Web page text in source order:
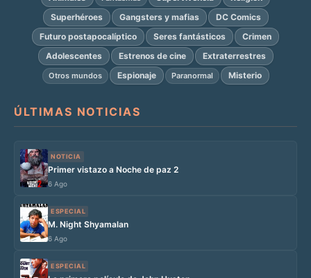
Superhéroes
Gangsters y mafias
DC Comics
Futuro postapocalíptico
Seres fantásticos
Crimen
Adolescentes
Estrenos de cine Extraterrestres
Otros mundos Espionaje Paranormal Misterio
ÚLTIMAS NOTICIAS
NOTICIA
Primer vistazo a Noche de paz 2
6 Ago
ESPECIAL
M. Night Shyamalan
6 Ago
ESPECIAL